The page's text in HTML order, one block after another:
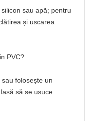
sau apă; pentru
și uscarea
PVC?
folosește un
să se usuce